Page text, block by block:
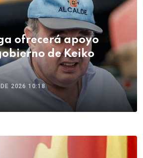
ofrecerá apoyo
de Keiko
2026 10:18